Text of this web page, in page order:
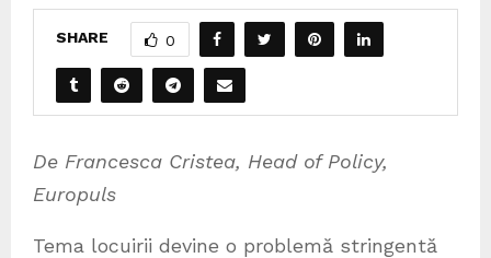
SHARE 0
De Francesca Cristea, Head of Policy,
Europuls
Tema locuirii devine o problemă stringentă